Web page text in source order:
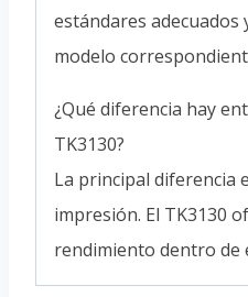
estándares adecuados
modelo
¿Qué diferencia hay
TK3130?
La principal diferencia
impresión. El TK3130
rendimiento dentro de